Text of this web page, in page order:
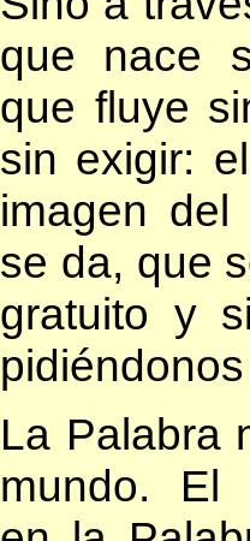
que nace
que fluye
sin exigir:
imagen
se da, que
gratuito y
La Palabra
mundo. El